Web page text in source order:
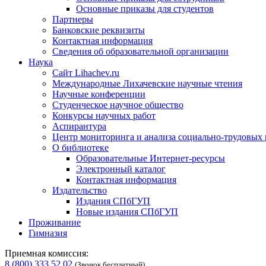
Основные приказы для студентов
Партнеры
Банковские реквизиты
Контактная информация
Сведения об образовательной организации
Наука
Сайт Lihachev.ru
Международные Лихачевские научные чтения
Научные конференции
Студенческое научное общество
Конкурсы научных работ
Аспирантура
Центр мониторинга и анализа социально-трудовых
О библиотеке
Образовательные Интернет-ресурсы
Электронный каталог
Контактная информация
Издательство
Издания СПбГУП
Новые издания СПбГУП
Проживание
Гимназия
Приемная комиссия:
8 (800) 333 52 02